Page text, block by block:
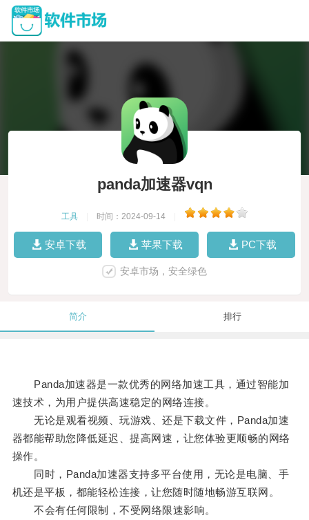
panda加速器vqn
工具 时间：2024-09-14
安卓下载 苹果下载 PC下载
安卓市场，安全绿色
简介 排行
Panda加速器是一款优秀的网络加速工具，通过智能加
速技术，为用户提供高速稳定的网络连接。
无论是观看视频、玩游戏、还是下载文件，Panda加速
器都能帮助您降低延迟、提高网速，让您体验更顺畅的网络
操作。
同时，Panda加速器支持多平台使用，无论是电脑、手
机还是平板，都能轻松连接，让您随时随地畅游互联网。
不会有任何限制，不受网络限速影响。